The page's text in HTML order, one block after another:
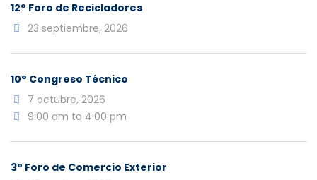
12° Foro de Recicladores
23 septiembre, 2026
10° Congreso Técnico
7 octubre, 2026
9:00 am to 4:00 pm
3° Foro de Comercio Exterior